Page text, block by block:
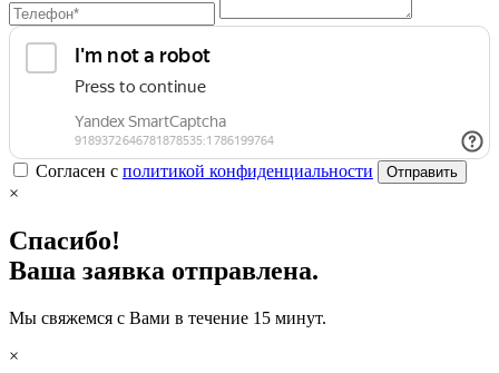
Согласен с политикой конфиденциальности Отправить
×
Спасибо!
Ваша заявка отправлена.
Мы свяжемся с Вами в течение 15 минут.
×